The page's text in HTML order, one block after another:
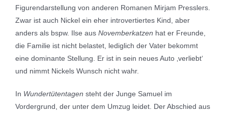
Figurendarstellung von anderen Romanen Mirjam Presslers.
Zwar ist auch Nickel ein eher introvertiertes Kind, aber
anders als bspw. Ilse aus Novemberkatzen hat er Freunde,
die Familie ist nicht belastet, lediglich der Vater bekommt
eine dominante Stellung. Er ist in sein neues Auto ‚verliebt‘
und nimmt Nickels Wunsch nicht wahr.
In Wundertütentagen steht der Junge Samuel im
Vordergrund, der unter dem Umzug leidet. Der Abschied aus